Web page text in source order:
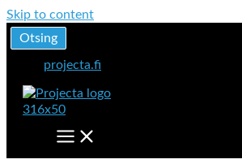
Skip to content
Otsing
projecta.fi